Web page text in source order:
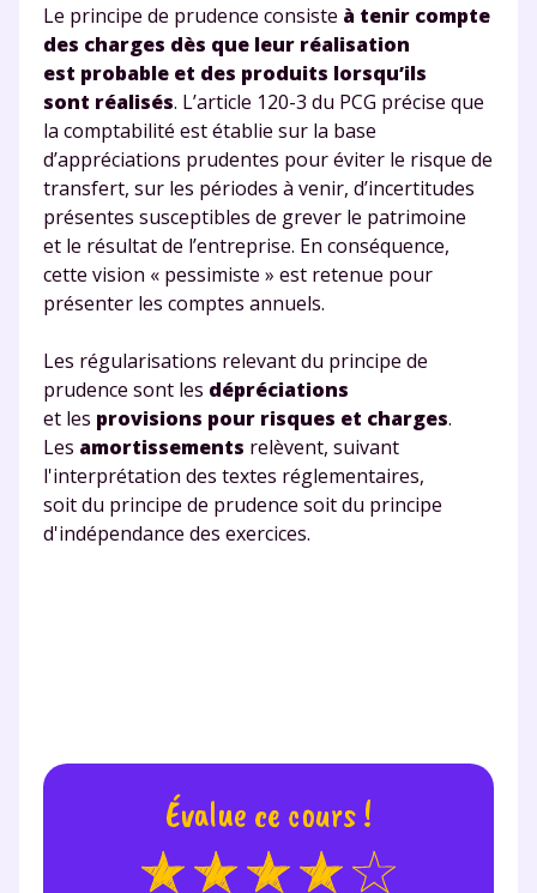
Le principe de prudence consiste à tenir compte
des charges dès que leur réalisation
est probable et des produits lorsqu’ils
sont réalisés. L’article 120-3 du PCG précise que
la comptabilité est établie sur la base
d’appréciations prudentes pour éviter le risque de
transfert, sur les périodes à venir, d’incertitudes
présentes susceptibles de grever le patrimoine
et le résultat de l’entreprise. En conséquence,
cette vision « pessimiste » est retenue pour
présenter les comptes annuels.
Les régularisations relevant du principe de
prudence sont les dépréciations
et les provisions pour risques et charges.
Les amortissements relèvent, suivant
l'interprétation des textes réglementaires,
soit du principe de prudence soit du principe
d'indépendance des exercices.
Évalue ce cours !
Envie de progresser
et de réussir votre
année scolaire ?
Testez gratuitement
pendant 24h notre
plateforme de soutien
scolaire !
à la demande par tchat, audio ou